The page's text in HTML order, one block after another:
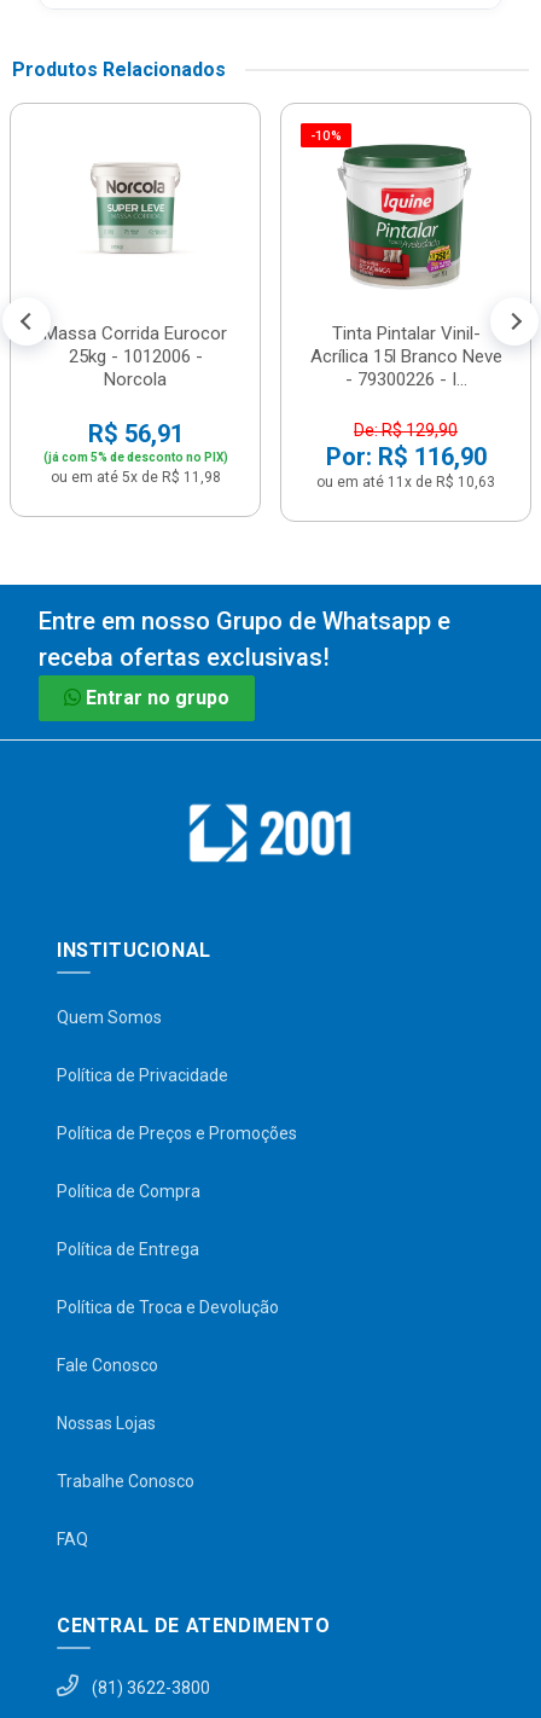
Produtos Relacionados
Massa Corrida Eurocor
25kg - 1012006 -
Norcola
R$ 56,91
(já com 5% de desconto no PIX)
ou em até 5x de R$ 11,98
-10%
Tinta Pintalar Vinil-
Acrílica 15l Branco Neve
- 79300226 - I...
De: R$ 129,90
Por: R$ 116,90
ou em até 11x de R$ 10,63
Entre em nosso Grupo de Whatsapp e
receba ofertas exclusivas!
Entrar no grupo
INSTITUCIONAL
Quem Somos
Política de Privacidade
Política de Preços e Promoções
Política de Compra
Política de Entrega
Política de Troca e Devolução
Fale Conosco
Nossas Lojas
Trabalhe Conosco
FAQ
CENTRAL DE ATENDIMENTO
(81) 3622-3800